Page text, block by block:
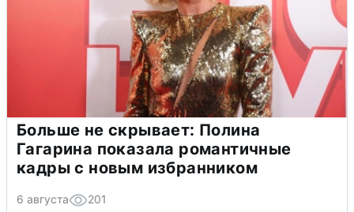
Больше не скрывает: Полина
Гагарина показала романтичные
кадры с новым избранником
6 августа 201